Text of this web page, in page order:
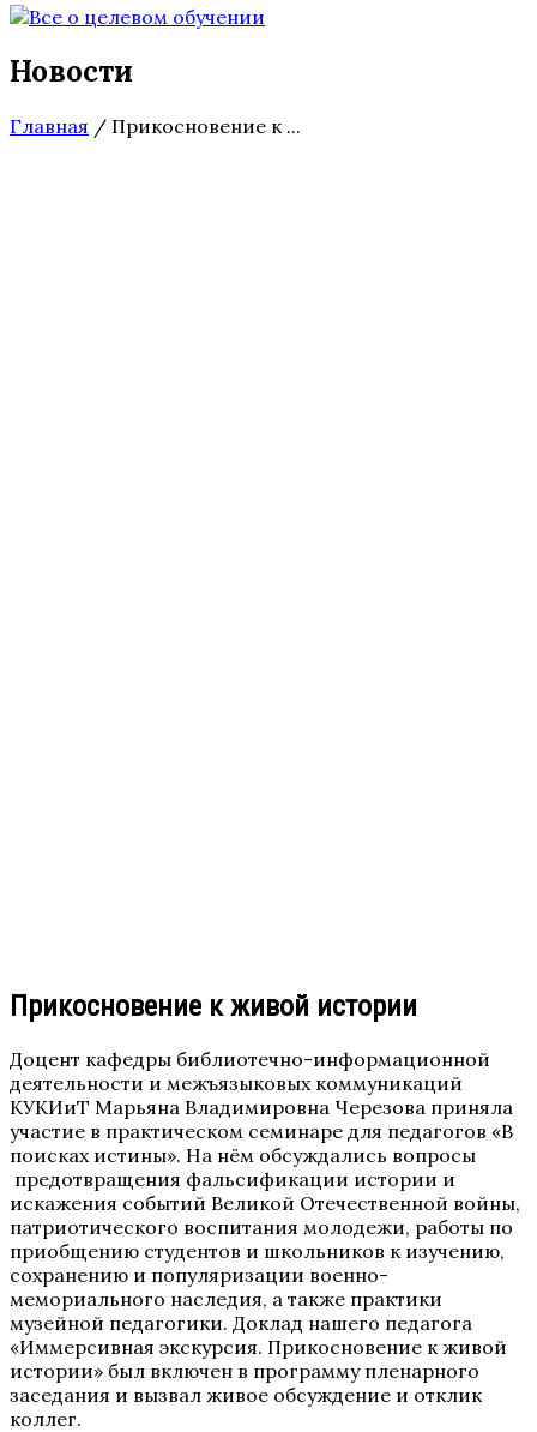
Новости
Главная / Прикосновение к ...
Прикосновение к живой истории
Доцент кафедры библиотечно-информационной
деятельности и межъязыковых коммуникаций
КУКИиТ Марьяна Владимировна Черезова приняла
участие в практическом семинаре для педагогов «В
поисках истины». На нём обсуждались вопросы
предотвращения фальсификации истории и
искажения событий Великой Отечественной войны,
патриотического воспитания молодежи, работы по
приобщению студентов и школьников к изучению,
сохранению и популяризации военно-
мемориального наследия, а также практики
музейной педагогики. Доклад нашего педагога
«Иммерсивная экскурсия. Прикосновение к живой
истории» был включен в программу пленарного
заседания и вызвал живое обсуждение и отклик
коллег.